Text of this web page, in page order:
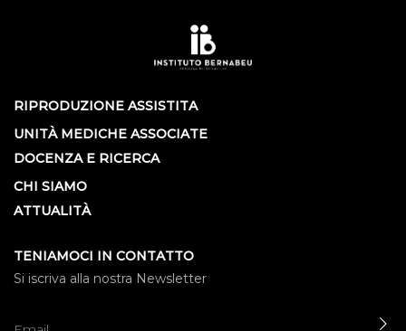
RIPRODUZIONE ASSISTITA
UNITÀ MEDICHE ASSOCIATE
DOCENZA E RICERCA
CHI SIAMO
ATTUALITÀ
TENIAMOCI IN CONTATTO
Si iscriva alla nostra Newsletter